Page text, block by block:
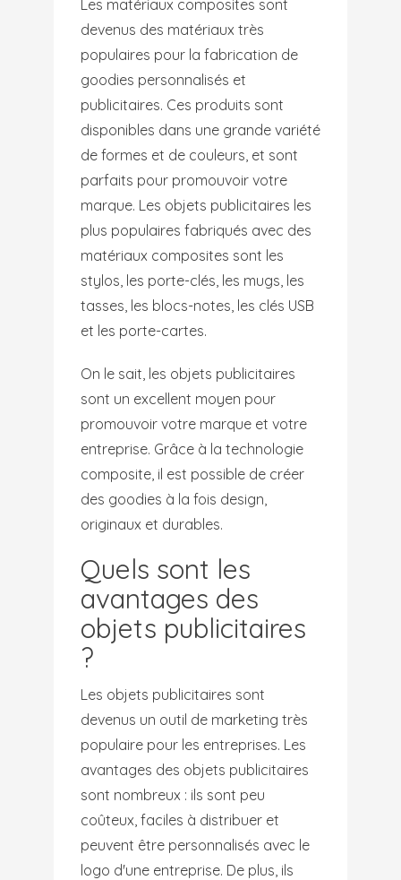
Les matériaux composites sont
devenus des matériaux très
populaires pour la fabrication de
goodies personnalisés et
publicitaires. Ces produits sont
disponibles dans une grande variété
de formes et de couleurs, et sont
parfaits pour promouvoir votre
marque. Les objets publicitaires les
plus populaires fabriqués avec des
matériaux composites sont les
stylos, les porte-clés, les mugs, les
tasses, les blocs-notes, les clés USB
et les porte-cartes.
On le sait, les objets publicitaires
sont un excellent moyen pour
promouvoir votre marque et votre
entreprise. Grâce à la technologie
composite, il est possible de créer
des goodies à la fois design,
originaux et durables.
Quels sont les
avantages des
objets publicitaires
?
Les objets publicitaires sont
devenus un outil de marketing très
populaire pour les entreprises. Les
avantages des objets publicitaires
sont nombreux : ils sont peu
coûteux, faciles à distribuer et
peuvent être personnalisés avec le
logo d'une entreprise. De plus, ils